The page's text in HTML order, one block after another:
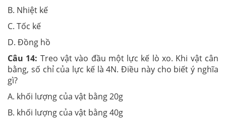
B. Nhiệt kế
C. Tốc kế
D. Đồng hồ
Câu 14: Treo vật vào đầu một lực kế lò xo. Khi vật cân
bằng, số chỉ của lực kế là 4N. Điều này cho biết ý nghĩa
gì?
A. khối lượng của vật bằng 20g
B. khối lượng của vật bằng 40g